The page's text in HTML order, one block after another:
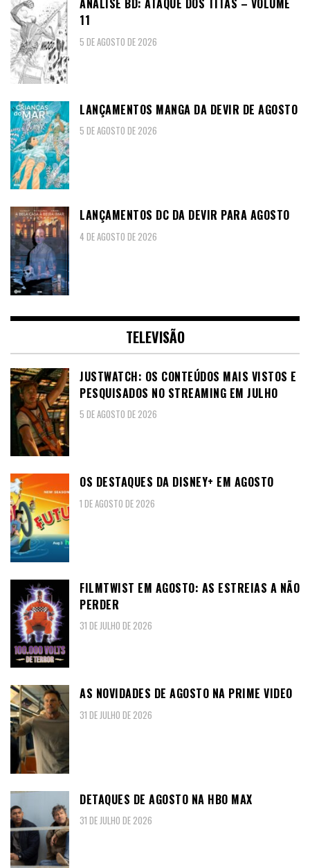
ANÁLISE BD: ATAQUE DOS TITÃS – VOLUME
11
5 DE AGOSTO DE 2026
LANÇAMENTOS MANGA DA DEVIR DE AGOSTO
5 DE AGOSTO DE 2026
LANÇAMENTOS DC DA DEVIR PARA AGOSTO
4 DE AGOSTO DE 2026
TELEVISÃO
JUSTWATCH: OS CONTEÚDOS MAIS VISTOS E
PESQUISADOS NO STREAMING EM JULHO
5 DE AGOSTO DE 2026
OS DESTAQUES DA DISNEY+ EM AGOSTO
1 DE AGOSTO DE 2026
FILMTWIST EM AGOSTO: AS ESTREIAS A NÃO
PERDER
31 DE JULHO DE 2026
AS NOVIDADES DE AGOSTO NA PRIME VIDEO
31 DE JULHO DE 2026
DETAQUES DE AGOSTO NA HBO MAX
31 DE JULHO DE 2026